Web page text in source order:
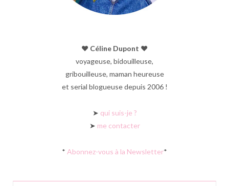
♥︎ Céline Dupont ♥︎
voyageuse, bidouilleuse,
gribouilleuse, maman heureuse
et serial blogueuse depuis 2006 !
➤ qui suis-je ?
➤ me contacter
* Abonnez-vous à la Newsletter*